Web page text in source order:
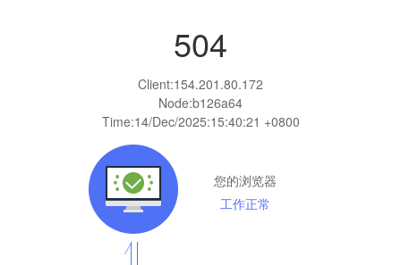
504
Client:154.201.80.172
Node:b126a64
Time:14/Dec/2025:15:40:21 +0800
您的浏览器
工作正常